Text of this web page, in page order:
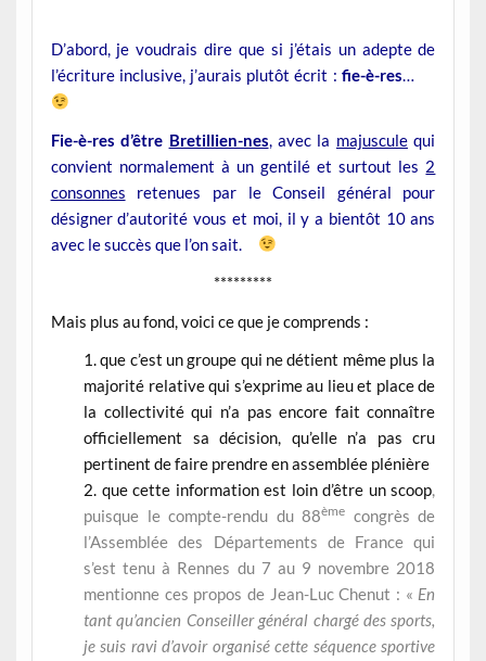
D’abord, je voudrais dire que si j’étais un adepte de
l’écriture inclusive, j’aurais plutôt écrit : fie-è-res…
Fie-è-res d’être Bretillien-nes, avec la majusculequi
convient normalement à un gentilé et surtout les 2
consonnes retenues par le Conseil général pour
désigner d’autorité vous et moi, il y a bientôt 10 ans
avec le succès que l’on sait.
*********
Mais plus au fond, voici ce que je comprends :
que c’est un groupe qui ne détient même plus la
majorité relative qui s’exprime au lieu et place de
la collectivité qui n’a pas encore fait connaître
officiellement sa décision, qu’elle n’a pas cru
pertinent de faire prendre en assemblée plénière
que cette information est loin d’être un scoop,
puisque le compte-rendu du 88ème congrès de
l’Assemblée des Départements de France qui
s’est tenu à Rennes du 7 au 9 novembre 2018
mentionne ces propos de Jean-Luc Chenut : « En
tant qu’ancien Conseiller général chargé des sports,
je suis ravi d’avoir organisé cette séquence sportive